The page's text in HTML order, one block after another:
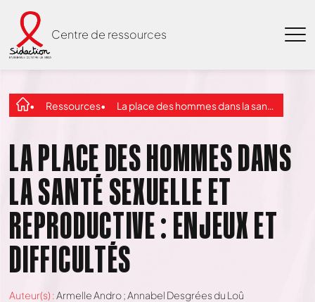
Centre de ressources
Ressources La place des hommes dans la santé sexuelle et reproductive : Enjeux et difficultés
LA PLACE DES HOMMES DANS
LA SANTÉ SEXUELLE ET
REPRODUCTIVE : ENJEUX ET
DIFFICULTÉS
Auteur(s) :Armelle Andro ; Annabel Desgrées du Loû